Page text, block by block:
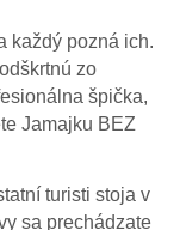
každý pozná ich.
zo
špička,
Jamajku BEZ
turisti stoja v
sa prechádzate